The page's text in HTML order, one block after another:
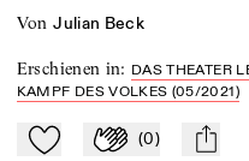
von Julian Beck
Erschienen in: DAS THEATER
KAMPF DES VOLKES (05/2021)
Zu Mein-TdZ hinzufügen
Applaudieren
(0) mail